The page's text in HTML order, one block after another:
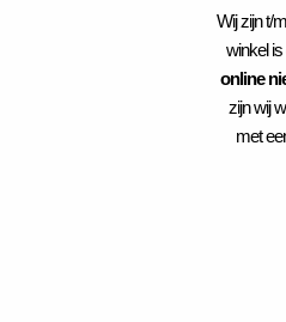
imperdiet nisi. Proin
BYADMIN
Wij zijn t/
winkel
online
zijn wij
met